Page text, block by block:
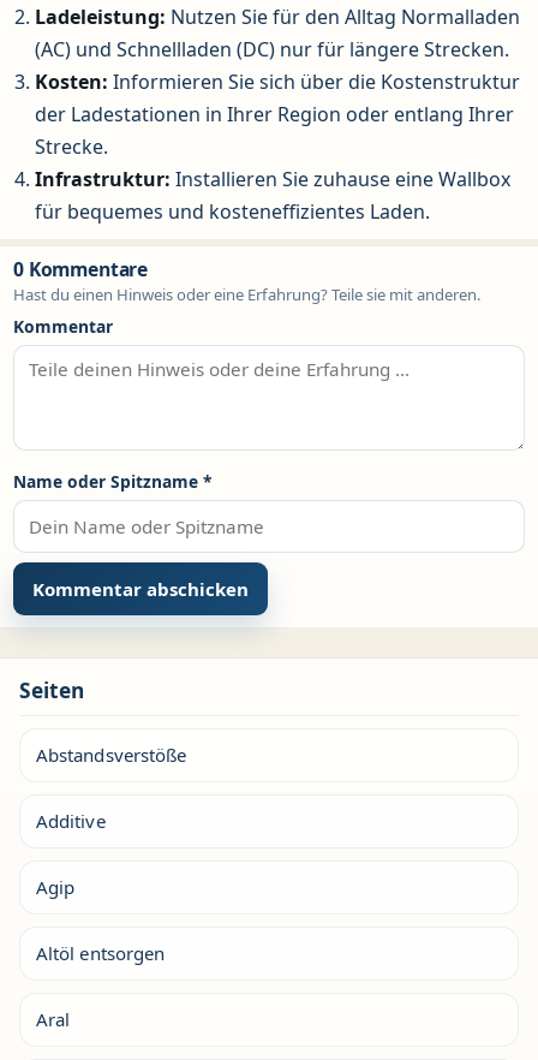
Ladeleistung: Nutzen Sie für den Alltag Normalladen
(AC) und Schnellladen (DC) nur für längere Strecken.
Kosten: Informieren Sie sich über die Kostenstruktur
der Ladestationen in Ihrer Region oder entlang Ihrer
Strecke.
Infrastruktur: Installieren Sie zuhause eine Wallbox
für bequemes und kosteneffizientes Laden.
0 Kommentare
Hast du einen Hinweis oder eine Erfahrung? Teile sie mit anderen.
Kommentar
Name oder Spitzname *
Seiten
Abstandsverstöße
Additive
Agip
Altöl entsorgen
Aral